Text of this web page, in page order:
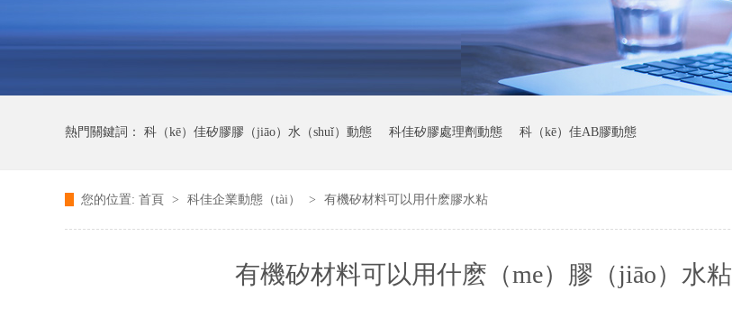
熱門關鍵詞： 科（kē）佳矽膠膠（jiāo）水（shuǐ）動態 科佳矽膠處理劑動態 科（kē）佳AB膠動態
科佳UV無影膠水動態 科佳快幹膠動態（tài）
您的位置: 首頁 > 科佳企業動態（tài） > 有機矽材料可以用什麽膠水粘
有機矽材料可以用什麽（me）膠（jiāo）水粘